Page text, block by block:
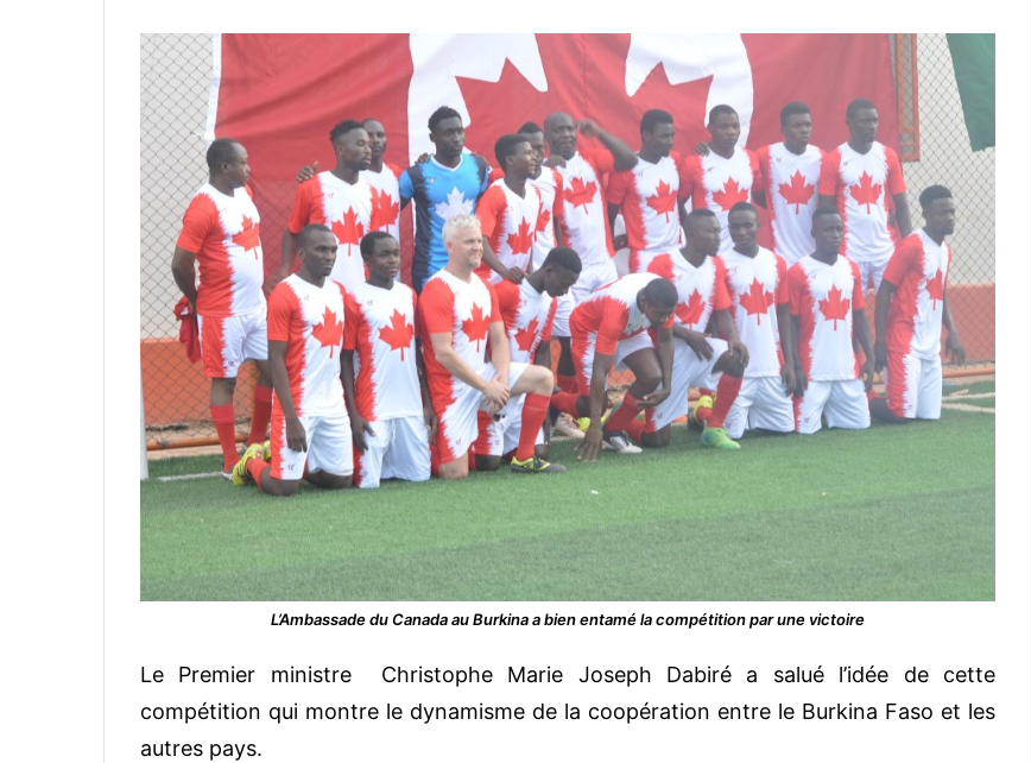
L’Ambassade du Canada au Burkina a bien entamé la compétition par une victoire
Le Premier ministre Christophe Marie Joseph Dabiré a salué l’idée de cette
compétition qui montre le dynamisme de la coopération entre le Burkina Faso et les
autres pays.